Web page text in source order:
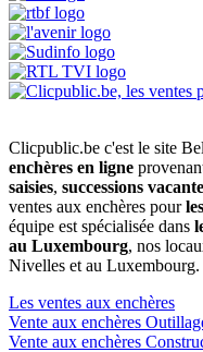
Clicpublic.be c'est le site
enchères en ligne
saisies, successions
ventes aux enchères pour
équipe est spécialisée dans
au Luxembourg, nos
Nivelles et au Luxembourg.
Les ventes aux enchères
Vente aux enchères
Vente aux enchères